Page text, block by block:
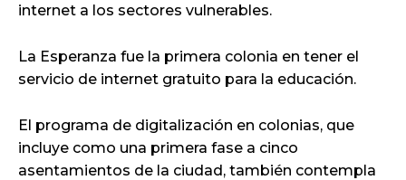
internet a los sectores vulnerables.
La Esperanza fue la primera colonia en tener el
servicio de internet gratuito para la educación.
El programa de digitalización en colonias, que
incluye como una primera fase a cinco
asentamientos de la ciudad, también contempla